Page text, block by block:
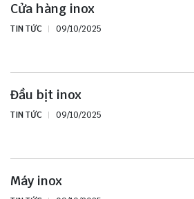
Cửa hàng inox
TIN TỨC 09/10/2025
Đầu bịt inox
TIN TỨC 09/10/2025
Máy inox